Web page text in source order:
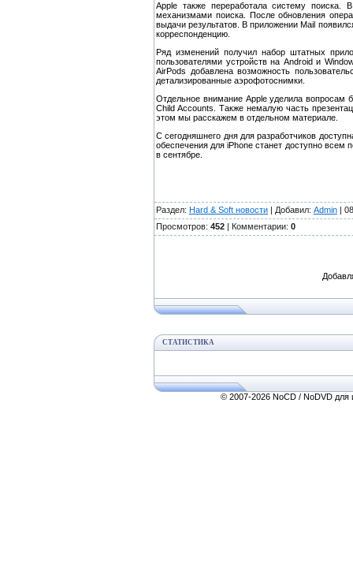
Apple также переработала систему
механизмами поиска. После обновления
выдачи результатов. В приложении Mail
корреспонденцию.
Ряд изменений получил набор штатных
пользователями устройств на Android и
AirPods добавлена возможность
детализированные аэрофотоснимки.
Отдельное внимание Apple уделила вопросам
Child Accounts. Также немалую часть
этом мы расскажем в отдельном материале.
С сегодняшнего дня для разработчиков
обеспечения для iPhone станет доступно всем
в сентябре.
Раздел: Hard & Soft новости | Добавил: Admin |
Просмотров: 452 | Комментарии: 0
СТАТИСТИКА
© 2007-2026 NoCD / NoDVD для